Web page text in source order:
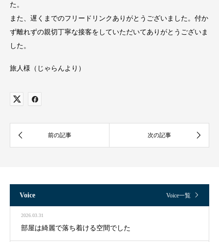
た。
また、遅くまでのフリードリンクありがとうございました。付か
ず離れずの親切丁寧な接客をしていただいてありがとうございま
した。
旅人様（じゃらんより）
Voice Voice一覧
2026.03.31
部屋は綺麗で落ち着ける空間でした